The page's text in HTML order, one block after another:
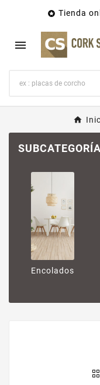
 Tienda

Encolados